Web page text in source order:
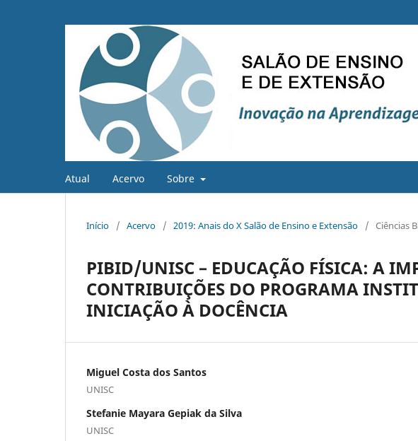
Atual Acervo Sobre
Início / Acervo / 2019: Anais do X Salão de Ensino e Extensão / Ciências
PIBID/UNISC – EDUCAÇÃO FÍSICA: A
CONTRIBUIÇÕES DO PROGRAMA
INICIAÇÃO À DOCÊNCIA
Miguel Costa dos Santos
UNISC
Stefanie Mayara Gepiak da Silva
UNISC